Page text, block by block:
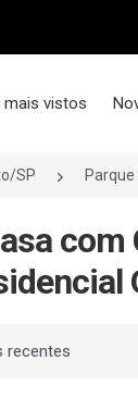
mais vistos
SP
com
por